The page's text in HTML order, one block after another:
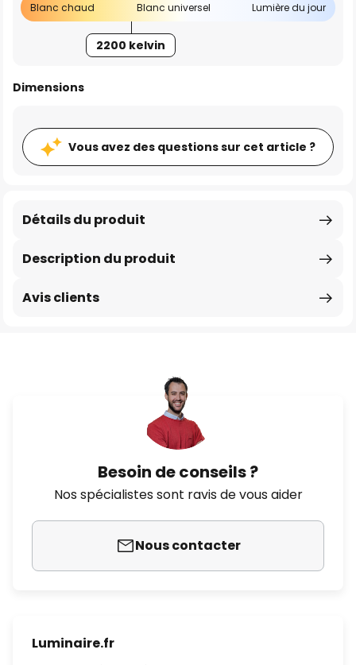
Blanc chaud Blanc universel Lumière du jour
2200 kelvin
Dimensions
Vous avez des questions sur cet article ?
Description du produit
Détails du produit
Avis clients
Besoin de conseils ?
Nos spécialistes sont ravis de vous aider
Nous contacter
Luminaire.fr